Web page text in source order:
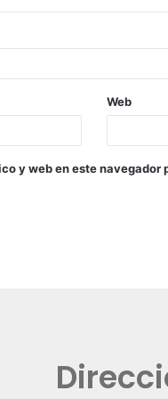
Web
y web en este navegador